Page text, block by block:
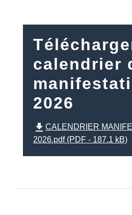
calendrier
2026
file_download CALENDRIER
2026.pdf (PDF - 187.1 kB)